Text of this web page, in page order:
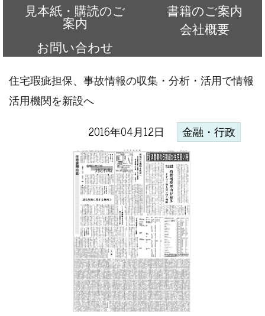
見本紙・購読のご
案内
書籍のご案内
会社概要
お問い合わせ
住宅瑕疵担保、事故情報の収集・分析・活用で情報
活用機関を新設へ
2016年04月12日 金融・行政